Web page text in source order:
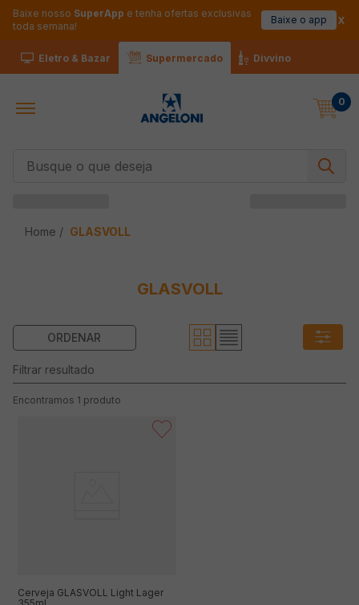
Baixe nosso SuperApp e tenha ofertas exclusivas
toda semana!
Baixe o app
Eletro & Bazar Supermercado Divvino
0
GLASVOLL
GLASVOLL
1 produto
Cerveja GLASVOLL Light Lager